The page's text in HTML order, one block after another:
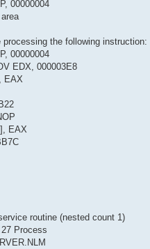
00000004
the following instruction:
00000004
EDX, 000003E8
EAX
EAX
routine (nested count 1)
Process